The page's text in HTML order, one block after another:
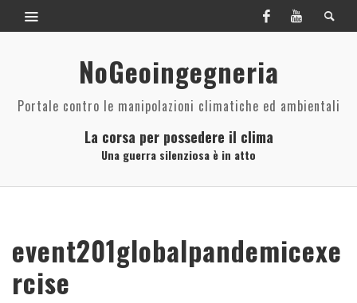
NoGeoingegneria
Portale contro le manipolazioni climatiche ed ambientali
La corsa per possedere il clima
Una guerra silenziosa è in atto
event201globalpandemicexe
rcise